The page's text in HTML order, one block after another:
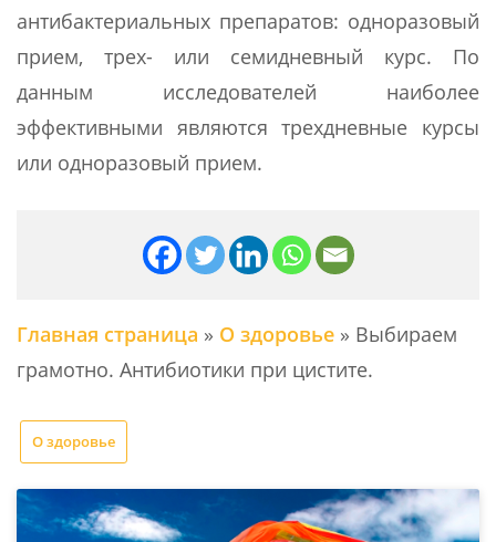
антибактериальных препаратов: одноразовый
прием, трех- или семидневный курс. По
данным исследователей наиболее
эффективными являются трехдневные курсы
или одноразовый прием.
Главная страница » О здоровье » Выбираем
грамотно. Антибиотики при цистите.
О здоровье